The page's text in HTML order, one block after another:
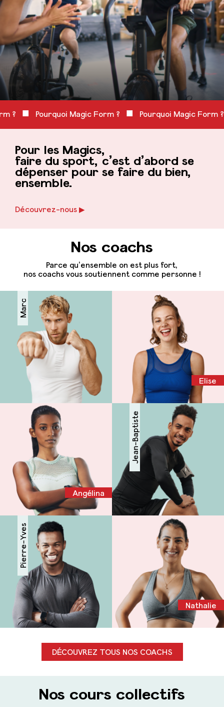
? ■ Pourquoi Magic Form ? ■ Pourquoi Magic Form ?
Pour les Magics,
faire du sport, c’est d’abord se
dépenser pour se faire du bien,
ensemble.
Découvrez-nous ▶︎
Nos coachs
Parce qu’ensemble on est plus fort,
nos coachs vous soutiennent comme personne !
Marc
Elise
Jean-Baptiste
Angélina
Pierre-Yves
Nathalie
DÉCOUVREZ TOUS NOS COACHS
Nos cours collectifs